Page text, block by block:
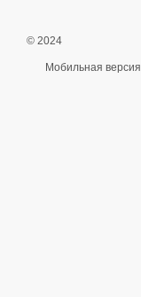
© 2024
Мобильная версия